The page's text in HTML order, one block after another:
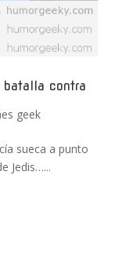
contra
geek
sueca a punto
Jedis…...